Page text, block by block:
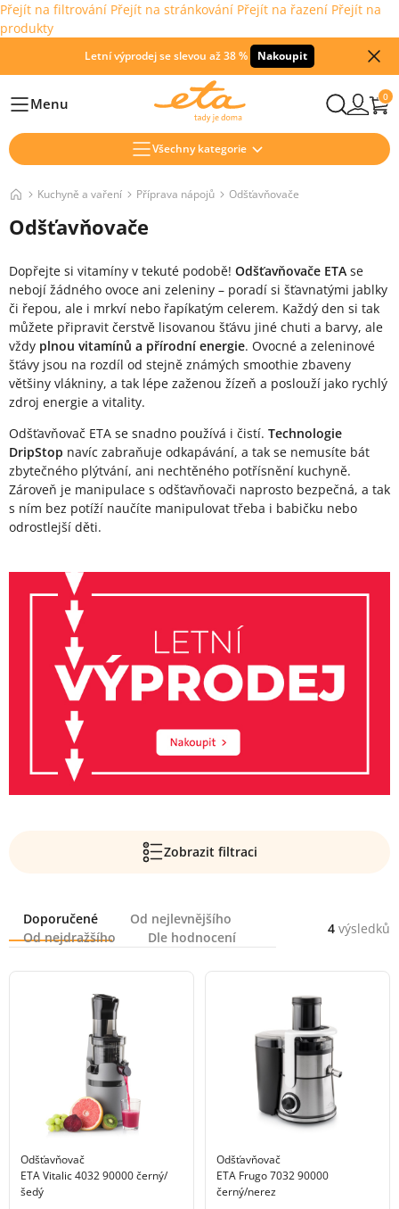
Přejít na filtrování Přejít na stránkování Přejít na řazení Přejít na
produkty
Letní výprodej se slevou až 38 % Nakoupit
HlavníMenu 0
Všechny kategorie
Kuchyně a vaření Příprava nápojů Odšťavňovače
Odšťavňovače
Dopřejte si vitamíny v tekuté podobě! Odšťavňovače ETA se
nebojí žádného ovoce ani zeleniny – poradí si šťavnatými jablky
či řepou, ale i mrkví nebo řapíkatým celerem. Každý den si tak
můžete připravit čerstvě lisovanou šťávu jiné chuti a barvy, ale
vždy plnou vitamínů a přírodní energie. Ovocné a zeleninové
šťávy jsou na rozdíl od stejně známých smoothie zbaveny
většiny vlákniny, a tak lépe zaženou žízeň a poslouží jako rychlý
zdroj energie a vitality.
Odšťavňovač ETA se snadno používá i čistí. Technologie
DripStop navíc zabraňuje odkapávání, a tak se nemusíte bát
zbytečného plýtvání, ani nechtěného potřísnění kuchyně.
Zároveň je manipulace s odšťavňovači naprosto bezpečná, a tak
s ním bez potíží naučíte manipulovat třeba i babičku nebo
odrostlejší děti.
Zobrazit filtraci
Řazení
Doporučené
Od nejlevnějšího
Od nejdražšího
Dle hodnocení
4 výsledků
Odšťavňovač
ETA Vitalic 4032 90000 černý/
šedý
Odšťavňovač
ETA Frugo 7032 90000
černý/nerez